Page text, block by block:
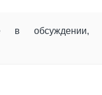
в обсуждении,